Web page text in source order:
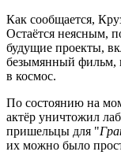
Как сообщается,
Остаётся неясным,
будущие проекты,
безымянный фильм,
в космос.
По состоянию на
актёр уничтожил
пришельцы для "
их можно было